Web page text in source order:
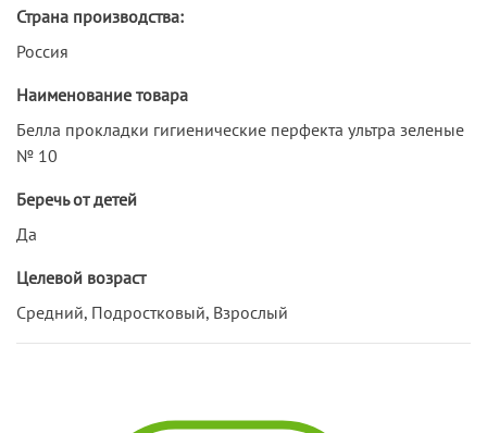
Страна производства:
Россия
Наименование товара
Белла прокладки гигиенические перфекта ультра зеленые
№ 10
Беречь от детей
Да
Целевой возраст
Средний, Подростковый, Взрослый